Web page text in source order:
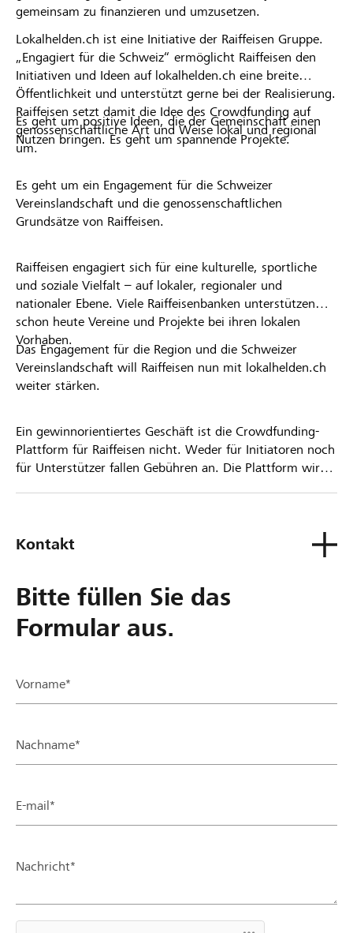
gemeinsam zu finanzieren und umzusetzen.
Lokalhelden.ch ist eine Initiative der Raiffeisen Gruppe.
„Engagiert für die Schweiz“ ermöglicht Raiffeisen den
Initiativen und Ideen auf lokalhelden.ch eine breite
Öffentlichkeit und unterstützt gerne bei der Realisierung.
Raiffeisen setzt damit die Idee des Crowdfunding auf
genossenschaftliche Art und Weise lokal und regional
um.
Es geht um positive Ideen, die der Gemeinschaft einen
Nutzen bringen. Es geht um spannende Projekte.
Es geht um ein Engagement für die Schweizer
Vereinslandschaft und die genossenschaftlichen
Grundsätze von Raiffeisen.
Raiffeisen engagiert sich für eine kulturelle, sportliche
und soziale Vielfalt – auf lokaler, regionaler und
nationaler Ebene. Viele Raiffeisenbanken unterstützen
schon heute Vereine und Projekte bei ihren lokalen
Vorhaben.
Das Engagement für die Region und die Schweizer
Vereinslandschaft will Raiffeisen nun mit lokalhelden.ch
weiter stärken.
Ein gewinnorientiertes Geschäft ist die Crowdfunding-
Plattform für Raiffeisen nicht. Weder für Initiatoren noch
für Unterstützer fallen Gebühren an. Die Plattform wird
Kontakt
Bitte füllen Sie das
Formular aus.
Vorname*
Nachname*
E-mail*
Nachricht*